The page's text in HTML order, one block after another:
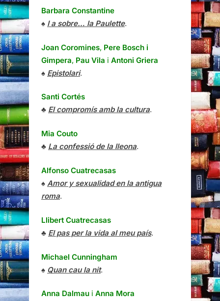
Barbara Constantine
♠ I a sobre… la Paulette.
Joan Coromines, Pere Bosch i
Gimpera, Pau Vila i Antoni Griera
♠ Epistolari.
Santi Cortés
♣ El compromís amb la cultura.
Mia Couto
♣ La confessió de la lleona.
Alfonso Cuatrecasas
♠ Amor y sexualidad en la antigua
roma.
Llibert Cuatrecasas
♣ El pas per la vida al meu país.
Michael Cunningham
♠ Quan cau la nit.
Anna Dalmau i Anna Mora